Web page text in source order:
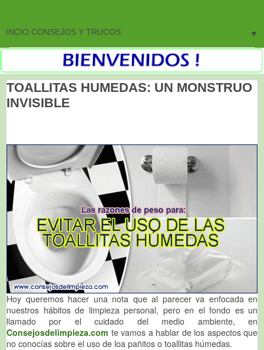
▼
TOALLITAS HUMEDAS: UN MONSTRUO
INVISIBLE
Hoy queremos hacer una nota que al parecer va enfocada en
nuestros hábitos de limpieza personal, pero en el fondo es un
llamado por el cuidado del medio ambiente, en
Consejosdelimpieza.com te vamos a hablar de los aspectos que
no conocías sobre el uso de loa pañitos o toallitas húmedas.